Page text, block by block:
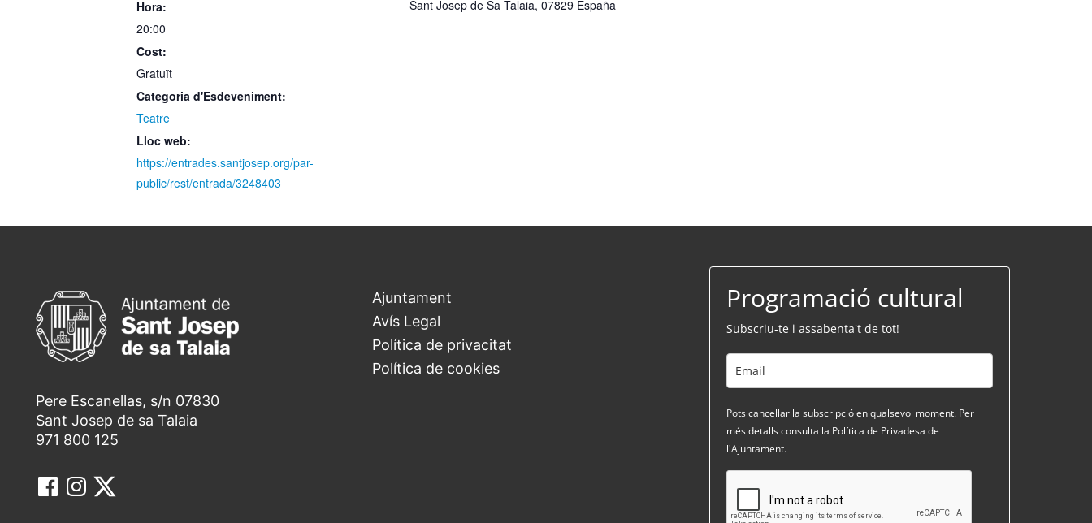
Hora:
20:00
Cost:
Gratuït
Categoria d'Esdeveniment:
Teatre
Lloc web:
https://entrades.santjosep.org/par-
public/rest/entrada/3248403
Sant Josep de Sa Talaia, 07829 España
Pere Escanellas, s/n 07830
Sant Josep de sa Talaia
971 800 125
Ajuntament
Avís Legal
Política de privacitat
Política de cookies
Programació cultural
Subscriu-te i assabenta't de tot!
Pots cancel·lar la subscripció en qualsevol moment. Per
més detalls consulta la Política de Privadesa de
l'Ajuntament.